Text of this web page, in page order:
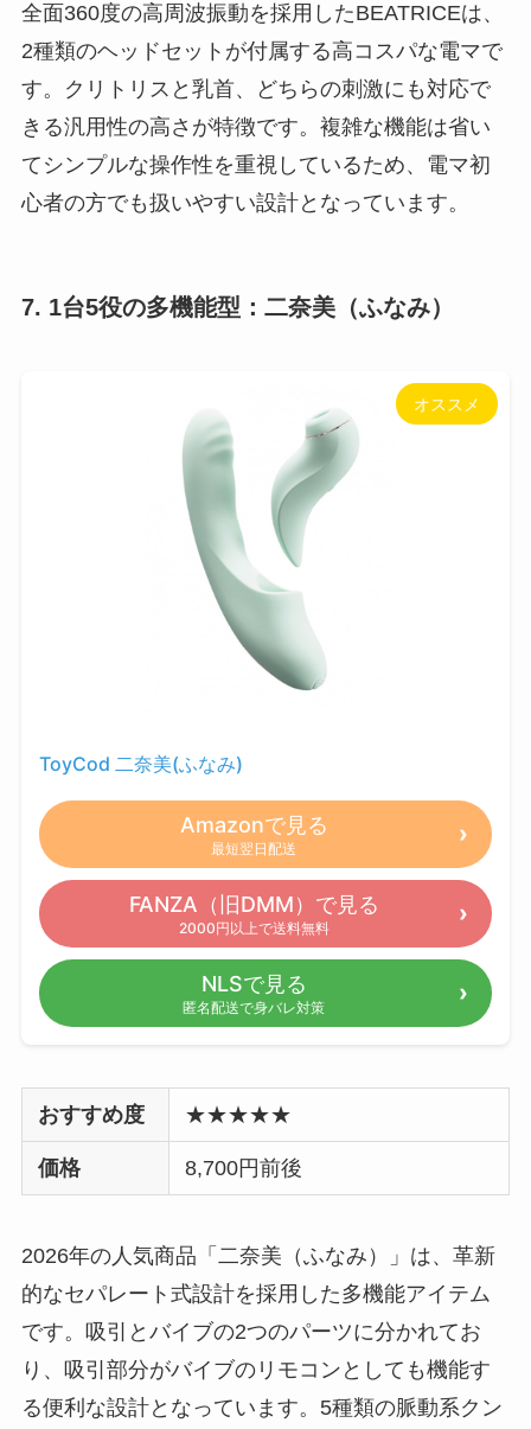
全面360度の高周波振動を採用したBEATRICEは、
2種類のヘッドセットが付属する高コスパな電マで
す。クリトリスと乳首、どちらの刺激にも対応で
きる汎用性の高さが特徴です。複雑な機能は省い
てシンプルな操作性を重視しているため、電マ初
心者の方でも扱いやすい設計となっています。
7. 1台5役の多機能型：二奈美（ふなみ）
オススメ
ToyCod 二奈美(ふなみ)
Amazonで見る
最短翌日配送
FANZA（旧DMM）で見る
2000円以上で送料無料
NLSで見る
匿名配送で身バレ対策
おすすめ度 ★★★★★
価格 8,700円前後
2026年の人気商品「二奈美（ふなみ）」は、革新
的なセパレート式設計を採用した多機能アイテム
です。吸引とバイブの2つのパーツに分かれてお
り、吸引部分がバイブのリモコンとしても機能す
る便利な設計となっています。5種類の脈動系クン